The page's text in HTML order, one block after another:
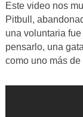
Este video nos
Pitbull,
una voluntaria
pensarlo, una
como uno más de